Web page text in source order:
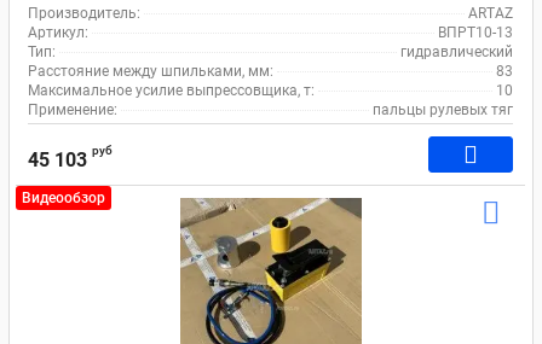
Производитель:
ARTAZ
Артикул:
ВПРТ10-13
Тип:
гидравлический
Расстояние между шпильками, мм:
83
Максимальное усилие выпрессовщика, т:
10
Применение:
пальцы рулевых тяг
45 103 руб
Видеообзор